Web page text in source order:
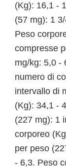
(Kg): 16,1 -
(57 mg): 1
Peso
compresse
mg/kg: 5,0 -
numero di
intervallo di
(Kg): 34,1 -
(227 mg): 1
corporeo
per peso
- 6,3. Peso